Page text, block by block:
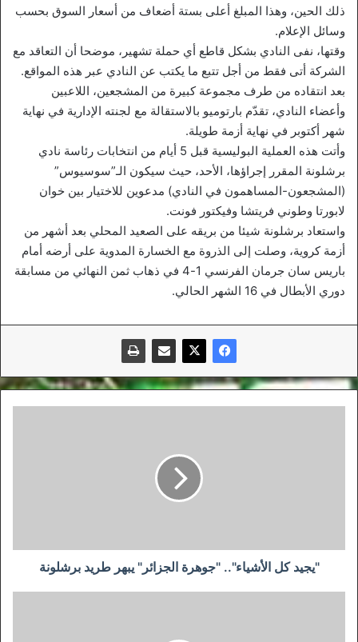
ذلك الحين، وهذا المبلغ أعلى بستة أضعاف من أسعار السوق بحسب
وسائل الإعلام.
وقتها، نفى النادي بشكل قاطع أي حملة تشهير، موضحا أن التعاقد مع
الشركة أتى فقط من أجل تتبع ما يكتب عن النادي عبر هذه المواقع.
بعد انتقاده من طرف مجموعة كبيرة من المشجعين، اللاعبين
وأعضاء النادي، تقدّم بارتوميو بالاستقالة مع لجنته الإدارية في نهاية
شهر أكتوبر في نهاية أزمة طويلة.
وأتت هذه العملية البوليسية قبل 5 أيام من انتخابات رئاسة نادي
برشلونة المقرر إجراؤها، الأحد، حيث سيكون الـ”سوسيوس”
(المشجعون-المساهمون في النادي) مدعوين للاختيار بين خوان
لابورتا وطوني فريتشا وفيكتور فونت.
واستعاد برشلونة شيئا من بريقه على الصعيد المحلي بعد أشهر من
أزمة كروية، وصلت إلى الذروة مع الخسارة المدوية على أرضه أمام
باريس سان جرمان الفرنسي 1-4 في ذهاب ثمن النهائي من مسابقة
دوري الأبطال في 16 الشهر الحالي.
"يجيد كل الأشياء".. "جوهرة الجزائر" يبهر طريد برشلونة